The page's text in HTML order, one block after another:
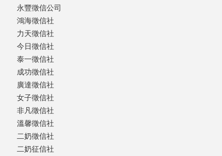
永豐徵信公司
鴻海徵信社
力天徵信社
今日徵信社
泰一徵信社
成功徵信社
廣達徵信社
女子徵信社
非凡徵信社
溫馨徵信社
二奶徵信社
二奶征信社